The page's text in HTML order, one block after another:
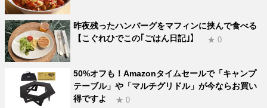
昨夜残ったハンバーグをマフィンに挟んで食べる
【こぐれひでこの｢ごはん日記｣】
★ 0
50%オフも！Amazonタイムセールで「キャンプ
テーブル」や「マルチグリドル」が今ならお買い
得ですよ
★ 0